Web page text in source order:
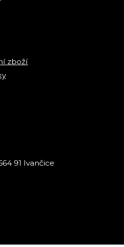
zboží
91 Ivančice